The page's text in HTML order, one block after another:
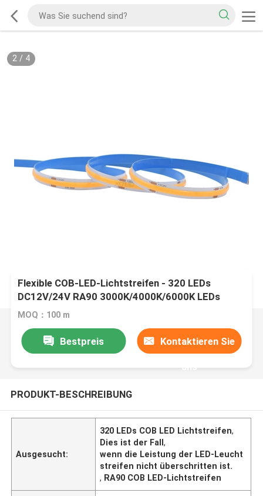
2/ 4
Flexible COB-LED-Lichtstreifen - 320 LEDs
DC12V/24V RA90 3000K/4000K/6000K LEDs
MOQ：100 m
Bestpreis Kontaktieren Sie
uns
PRODUKT-BESCHREIBUNG
Ausgesucht:
320 LEDs COB LED Lichtstreifen,
Dies ist der Fall,
wenn die Leistung der LED-Leucht
streifen nicht überschritten ist.
, RA90 COB LED-Lichtstreifen